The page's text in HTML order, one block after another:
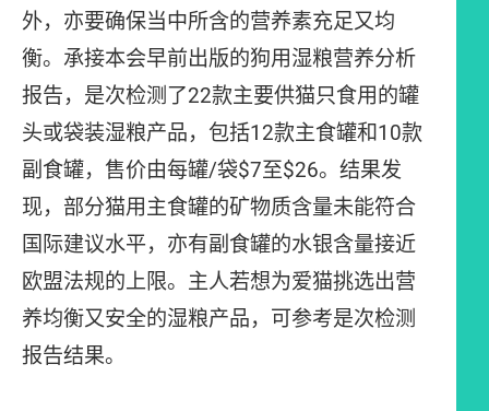
外，亦要确保当中所含的营养素充足又均
衡。承接本会早前出版的狗用湿粮营养分析
报告，是次检测了22款主要供猫只食用的罐
头或袋装湿粮产品，包括12款主食罐和10款
副食罐，售价由每罐/袋$7至$26。结果发
现，部分猫用主食罐的矿物质含量未能符合
国际建议水平，亦有副食罐的水银含量接近
欧盟法规的上限。主人若想为爱猫挑选出营
养均衡又安全的湿粮产品，可参考是次检测
报告结果。